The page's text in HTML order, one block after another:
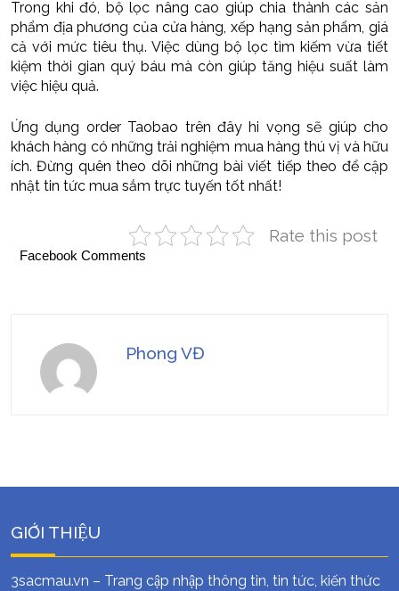
Trong khi đó, bộ lọc nâng cao giúp chia thành các sản
phẩm địa phương của cửa hàng, xếp hạng sản phẩm, giá
cả với mức tiêu thụ. Việc dùng bộ lọc tìm kiếm vừa tiết
kiệm thời gian quý báu mà còn giúp tăng hiệu suất làm
việc hiệu quả.
Ứng dụng order Taobao trên đây hi vọng sẽ giúp cho
khách hàng có những trải nghiệm mua hàng thú vị và hữu
ích. Đừng quên theo dõi những bài viết tiếp theo để cập
nhật tin tức mua sắm trực tuyến tốt nhất!
Rate this post
Facebook Comments
Phong VĐ
GIỚI THIỆU
3sacmau.vn – Trang cập nhập thông tin, tin tức, kiến thức